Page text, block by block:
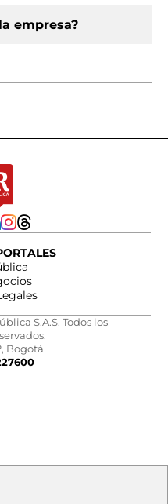
empresa?
S.A.S. Todos los
Bogotá